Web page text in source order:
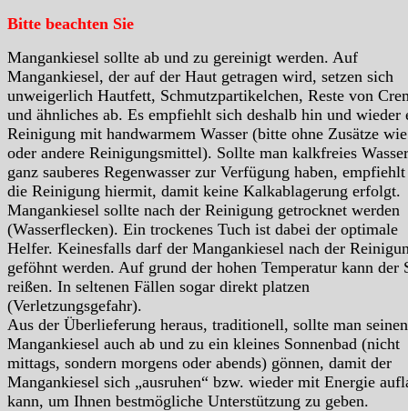
Bitte beachten Sie
Mangankiesel sollte ab und zu gereinigt werden. Auf
Mangankiesel, der auf der Haut getragen wird, setzen sich
unweigerlich Hautfett, Schmutzpartikelchen, Reste von
und ähnliches ab. Es empfiehlt sich deshalb hin und wieder
Reinigung mit handwarmem Wasser (bitte ohne Zusätze
oder andere Reinigungsmittel). Sollte man kalkfreies
ganz sauberes Regenwasser zur Verfügung haben,
die Reinigung hiermit, damit keine Kalkablagerung erfolgt.
Mangankiesel sollte nach der Reinigung getrocknet werden
(Wasserflecken). Ein trockenes Tuch ist dabei der optimale
Helfer. Keinesfalls darf der Mangankiesel nach der
geföhnt werden. Auf grund der hohen Temperatur kann der
reißen. In seltenen Fällen sogar direkt platzen
(Verletzungsgefahr).
Aus der Überlieferung heraus, traditionell, sollte man seinen
Mangankiesel auch ab und zu ein kleines Sonnenbad (nicht
mittags, sondern morgens oder abends) gönnen, damit der
Mangankiesel sich „ausruhen“ bzw. wieder mit Energie
kann, um Ihnen bestmögliche Unterstützung zu geben.